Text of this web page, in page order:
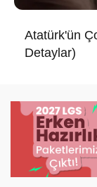
Atatürk'ün
Detaylar)